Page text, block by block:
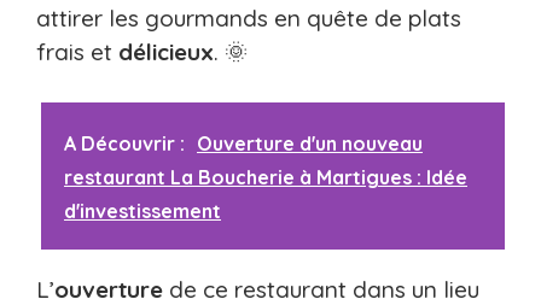
attirer les gourmands en quête de plats
frais et délicieux. 🌞
A Découvrir : Ouverture d'un nouveau
restaurant La Boucherie à Martigues : Idée
d'investissement
L’ouverture de ce restaurant dans un lieu